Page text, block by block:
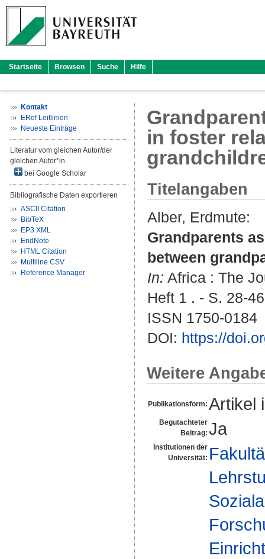
Startseite Browsen Suche Hilfe
Kontakt
ERef Leitlinien
Neueste Einträge
Literatur vom gleichen Autor/der
gleichen Autor*in
bei Google Scholar
Bibliografische Daten exportieren
ASCII Citation
BibTeX
EP3 XML
EndNote
HTML Citation
Multiline CSV
Reference Manager
in foster
Titelangaben
Alber, Erdmute:
Grandparents
between
In: Africa : The
Heft 1 . - S. 28-
ISSN 1750-0184
DOI: https://
Weitere
Publikationsform: Artikel
Begutachteter
Beitrag: Ja
Institutionen der
Universität: